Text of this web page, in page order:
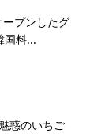
ープンしたグ
料...
惑のいちご